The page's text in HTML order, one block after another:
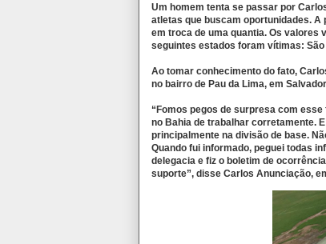
Um homem tenta se passar por
atletas que buscam oportunidades.
em troca de uma quantia. Os valores
seguintes estados foram vítimas:
Ao tomar conhecimento do fato,
no bairro de Pau da Lima, em
“Fomos pegos de surpresa com
no Bahia de trabalhar corretamente.
principalmente na divisão de base.
Quando fui informado, peguei todas
delegacia e fiz o boletim de
suporte”, disse Carlos Anunciação,